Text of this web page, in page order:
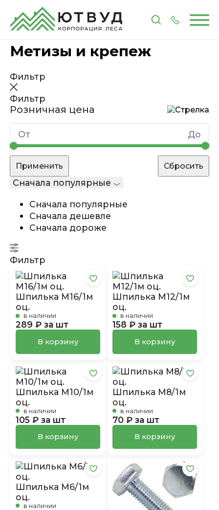
ГлавнаяКаталогМетизы и крепеж
Метизы и крепеж
Фильтр
Фильтр
Розничная цена
Сначала популярные
Сначала популярные
Сначала дешевле
Сначала дороже
Фильтр
Шпилька М16/1м
оц.
в наличии
289 ₽ за шт
В корзину
Шпилька М12/1м
оц.
в наличии
158 ₽ за шт
В корзину
Шпилька М10/1м
оц.
в наличии
105 ₽ за шт
В корзину
Шпилька М8/1м
оц.
в наличии
70 ₽ за шт
В корзину
Шпилька М6/1м
оц.
в наличии